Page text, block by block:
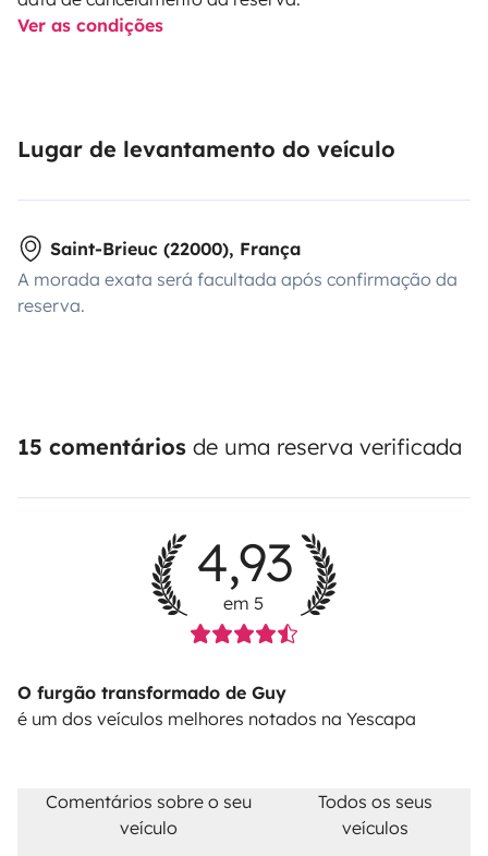
Ver as condições
Lugar de levantamento do veículo
Saint-Brieuc (22000), França
A morada exata será facultada após confirmação da
reserva.
15 comentários de uma reserva verificada
4,93
em 5
O furgão transformado de Guy
é um dos veículos melhores notados na Yescapa
Comentários sobre o seu
veículo
Todos os seus
veículos